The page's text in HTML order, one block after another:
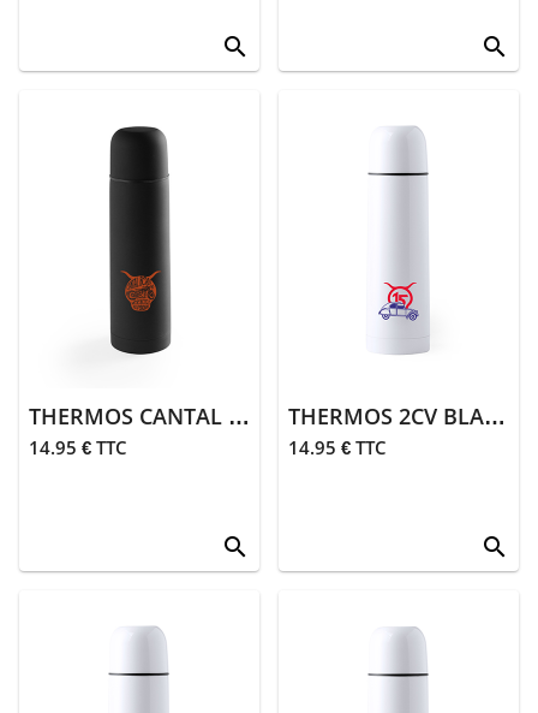
> Tee-
polaires
>
Doudounes,
>
Pantalons,
> Bodies et
> Bonnets,
search search
THERMOS CANTAL ROAD NOIR
14.95 € TTC
search
THERMOS 2CV BLANC
14.95 € TTC
search